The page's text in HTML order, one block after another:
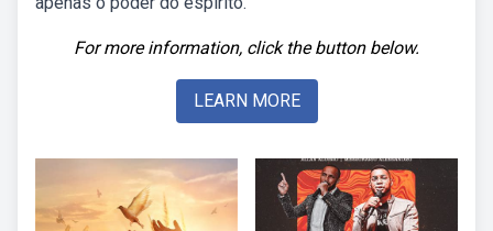
For more information, click the button below.
LEARN MORE